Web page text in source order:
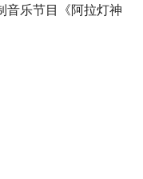
音乐节目《阿拉灯神